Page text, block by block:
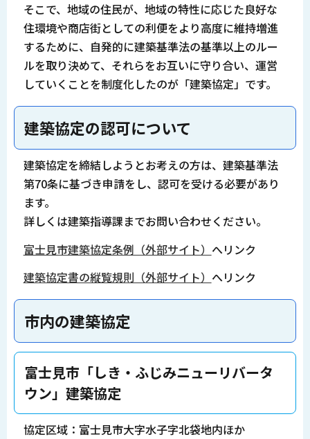
そこで、地域の住民が、地域の特性に応じた良好な
住環境や商店街としての利便をより高度に維持増進
するために、自発的に建築基準法の基準以上のルー
ルを取り決めて、それらをお互いに守り合い、運営
していくことを制度化したのが「建築協定」です。
建築協定の認可について
建築協定を締結しようとお考えの方は、建築基準法
第70条に基づき申請をし、認可を受ける必要があり
ます。
詳しくは建築指導課までお問い合わせください。
富士見市建築協定条例（外部サイト） へリンク
建築協定書の縦覧規則（外部サイト） へリンク
市内の建築協定
富士見市「しき・ふじみニューリバータ
ウン」建築協定
協定区域：富士見市大字水子字北袋地内ほか